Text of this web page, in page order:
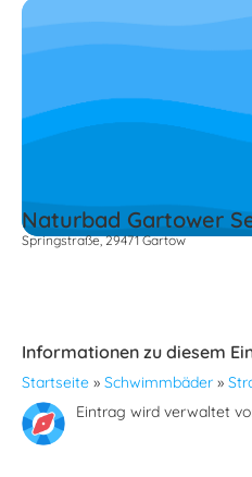
Naturbad Gartower
Springstraße, 29471 Gartow
Informationen zu diesem
Startseite » Schwimmbäder »
Eintrag wird verwaltet